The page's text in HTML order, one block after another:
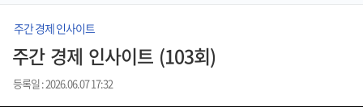
주간 경제 인사이트
주간 경제 인사이트 (103회)
등록일 : 2026.06.07 17:32